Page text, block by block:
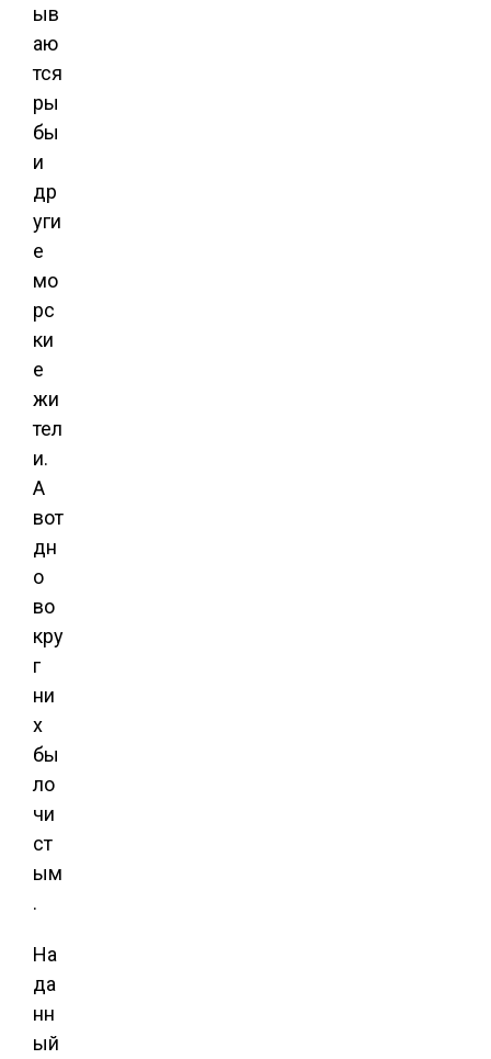
ыв
аю
тся
ры
бы
и
др
уги
е
мо
рс
ки
е
жи
тел
и.
А
вот
дн
о
во
кру
г
ни
х
бы
ло
чи
ст
ым
.
На
да
нн
ый